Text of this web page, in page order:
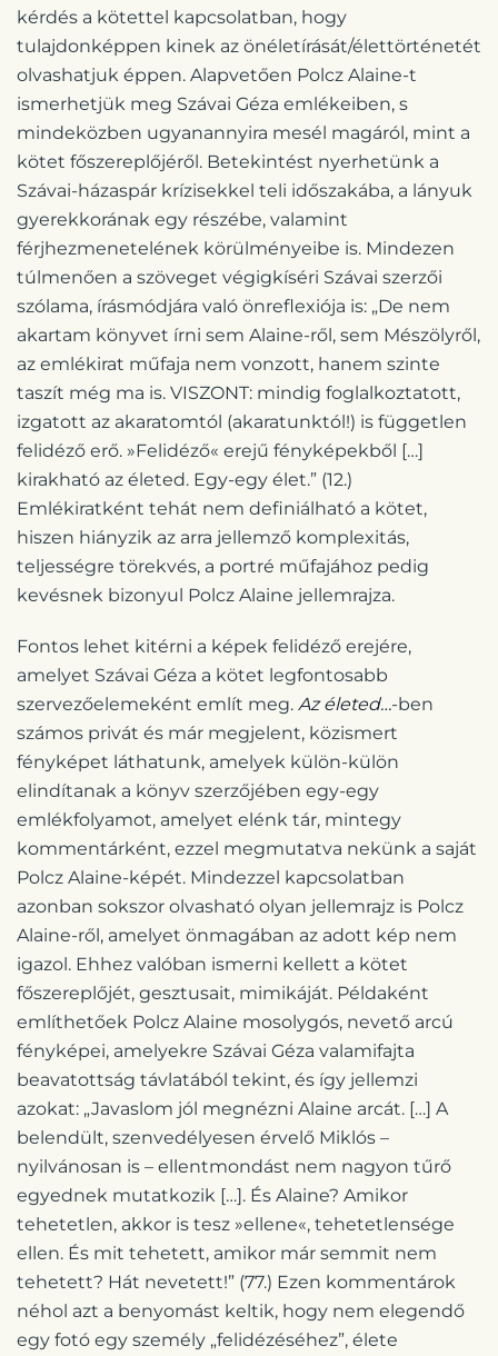
kérdés a kötettel kapcsolatban, hogy
tulajdonképpen kinek az önéletírását/élettörténetét
olvashatjuk éppen. Alapvetően Polcz Alaine-t
ismerhetjük meg Szávai Géza emlékeiben, s
mindeközben ugyanannyira mesél magáról, mint a
kötet főszereplőjéről. Betekintést nyerhetünk a
Szávai-házaspár krízisekkel teli időszakába, a lányuk
gyerekkorának egy részébe, valamint
férjhezmenetelének körülményeibe is. Mindezen
túlmenően a szöveget végigkíséri Szávai szerzői
szólama, írásmódjára való önreflexiója is: „De nem
akartam könyvet írni sem Alaine-ről, sem Mészölyről,
az emlékirat műfaja nem vonzott, hanem szinte
taszít még ma is. VISZONT: mindig foglalkoztatott,
izgatott az akaratomtól (akaratunktól!) is független
felidéző erő. »Felidéző« erejű fényképekből […]
kirakható az életed. Egy-egy élet.” (12.)
Emlékiratként tehát nem definiálható a kötet,
hiszen hiányzik az arra jellemző komplexitás,
teljességre törekvés, a portré műfajához pedig
kevésnek bizonyul Polcz Alaine jellemrajza.
Fontos lehet kitérni a képek felidéző erejére,
amelyet Szávai Géza a kötet legfontosabb
szervezőelemeként említ meg. Az életed…-ben
számos privát és már megjelent, közismert
fényképet láthatunk, amelyek külön-külön
elindítanak a könyv szerzőjében egy-egy
emlékfolyamot, amelyet elénk tár, mintegy
kommentárként, ezzel megmutatva nekünk a saját
Polcz Alaine-képét. Mindezzel kapcsolatban
azonban sokszor olvasható olyan jellemrajz is Polcz
Alaine-ről, amelyet önmagában az adott kép nem
igazol. Ehhez valóban ismerni kellett a kötet
főszereplőjét, gesztusait, mimikáját. Példaként
említhetőek Polcz Alaine mosolygós, nevető arcú
fényképei, amelyekre Szávai Géza valamifajta
beavatottság távlatából tekint, és így jellemzi
azokat: „Javaslom jól megnézni Alaine arcát. […] A
belendült, szenvedélyesen érvelő Miklós –
nyilvánosan is – ellentmondást nem nagyon tűrő
egyednek mutatkozik […]. És Alaine? Amikor
tehetetlen, akkor is tesz »ellene«, tehetetlensége
ellen. És mit tehetett, amikor már semmit nem
tehetett? Hát nevetett!” (77.) Ezen kommentárok
néhol azt a benyomást keltik, hogy nem elegendő
egy fotó egy személy „felidézéséhez”, élete